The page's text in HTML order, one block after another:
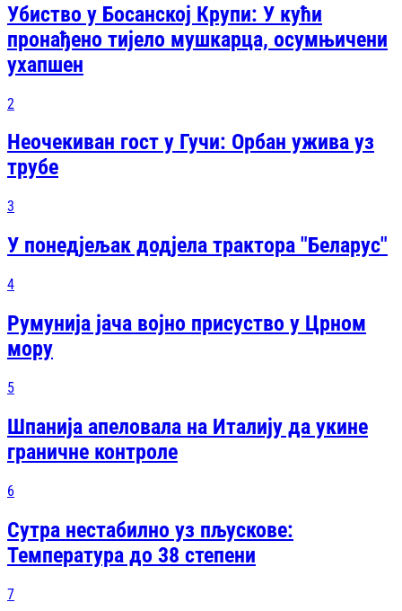
Убиство у Босанској Крупи: У кући
пронађено тијело мушкарца, осумњичени
ухапшен
2
Неочекиван гост у Гучи: Орбан ужива уз
трубе
3
У понедјељак додјела трактора "Беларус"
4
Румунија јача војно присуство у Црном
мору
5
Шпанија апеловала на Италију да укине
граничне контроле
6
Сутра нестабилно уз пљускове:
Температура до 38 степени
7